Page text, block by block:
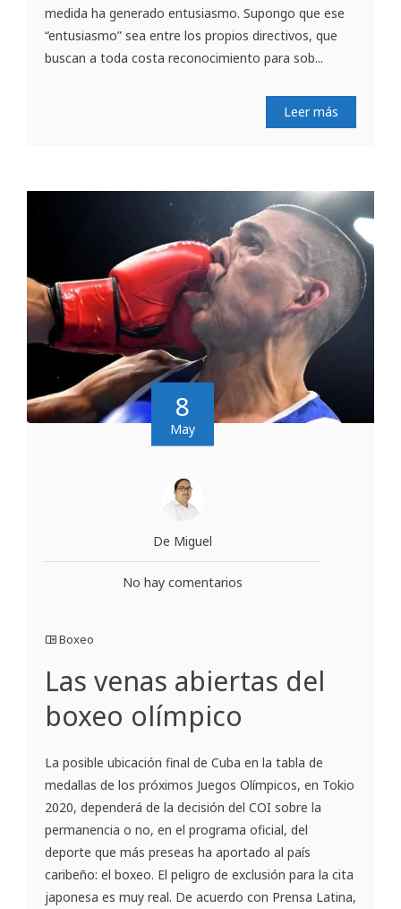
medida ha generado entusiasmo. Supongo que ese
“entusiasmo” sea entre los propios directivos, que
buscan a toda costa reconocimiento para sob...
Leer más
8
May
De Miguel
No hay comentarios
Boxeo
Las venas abiertas del
boxeo olímpico
La posible ubicación final de Cuba en la tabla de
medallas de los próximos Juegos Olímpicos, en Tokio
2020, dependerá de la decisión del COI sobre la
permanencia o no, en el programa oficial, del
deporte que más preseas ha aportado al país
caribeño: el boxeo. El peligro de exclusión para la cita
japonesa es muy real. De acuerdo con Prensa Latina,